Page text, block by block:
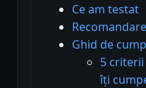
Ce am testat
Ghid de
5
îți